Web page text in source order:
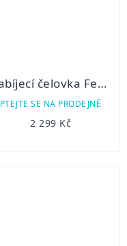
Nabíjecí čelovka Fenix HM61R Amber
PTEJTE SE NA PRODEJNĚ
2 299 Kč